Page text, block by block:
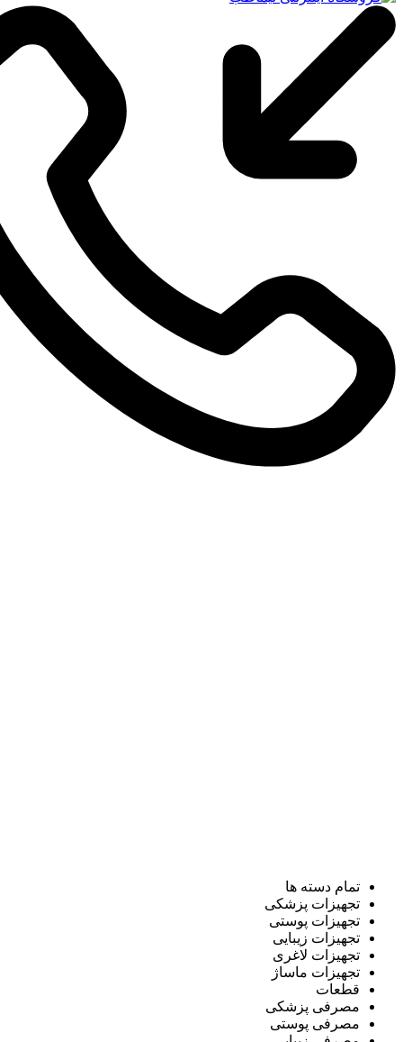
تمام دسته ها
تجهیزات پزشکی
تجهیزات پوستی
تجهیزات زیبایی
تجهیزات لاغری
تجهیزات ماساژ
قطعات
مصرفی پزشکی
مصرفی پوستی